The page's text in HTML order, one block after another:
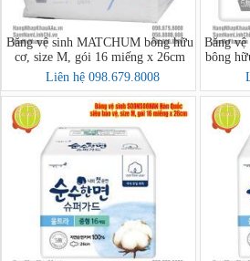
Băng vệ sinh MATCHUM bông hữu
cơ, size M, gói 16 miếng x 26cm
Liên hệ 098.679.8008
Băng
bông